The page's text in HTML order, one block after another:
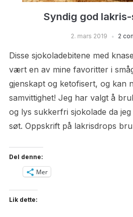
Syndig god
2. mars 2019 2
Disse sjokoladebitene med
vært en av mine favoritter i
gjenskapt og ketofisert, og kan
samvittighet! Jeg har valgt å
og lys sukkerfri sjokolade da
søt. Oppskrift på lakrisdrops
Del denne:
Mer
Lik dette: